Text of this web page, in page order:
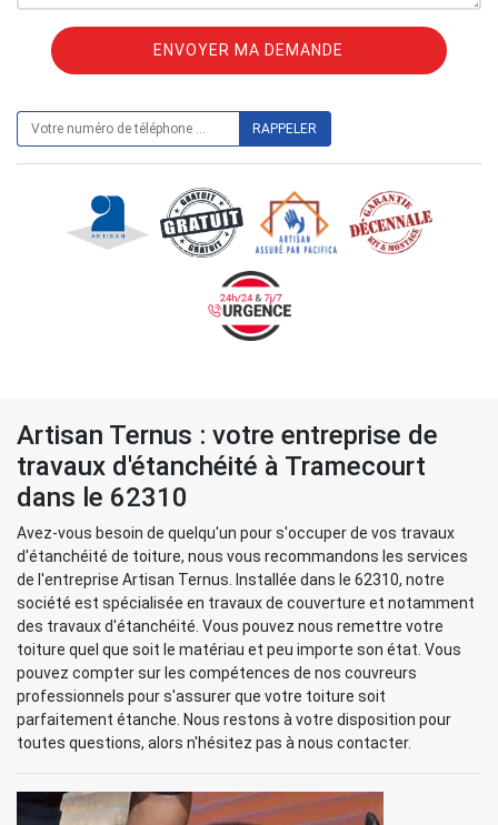
Artisan Ternus : votre entreprise de
travaux d'étanchéité à Tramecourt
dans le 62310
Avez-vous besoin de quelqu'un pour s'occuper de vos travaux
d'étanchéité de toiture, nous vous recommandons les services
de l'entreprise Artisan Ternus. Installée dans le 62310, notre
société est spécialisée en travaux de couverture et notamment
des travaux d'étanchéité. Vous pouvez nous remettre votre
toiture quel que soit le matériau et peu importe son état. Vous
pouvez compter sur les compétences de nos couvreurs
professionnels pour s'assurer que votre toiture soit
parfaitement étanche. Nous restons à votre disposition pour
toutes questions, alors n'hésitez pas à nous contacter.